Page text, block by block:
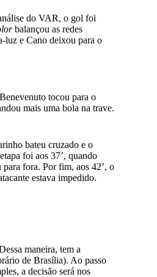
do VAR, o gol foi
balançou as redes
luz e Cano deixou para o
tocou para o
mais uma bola na trave.
bateu cruzado e o
foi aos 37’, quando
fora. Por fim, aos 42’, o
estava impedido.
maneira, tem a
de Brasília). Ao passo
a decisão será nos